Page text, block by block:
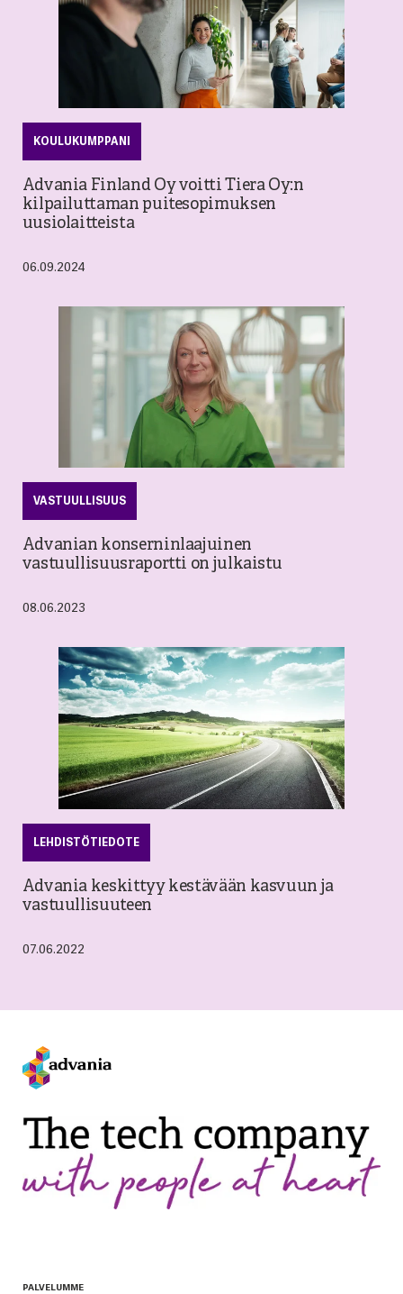
KOULUKUMPPANI
Advania Finland Oy voitti Tiera Oy:n
kilpailuttaman puitesopimuksen
uusiolaitteista
06.09.2024
VASTUULLISUUS
Advanian konserninlaajuinen
vastuullisuusraportti on julkaistu
08.06.2023
LEHDISTÖTIEDOTE
Advania keskittyy kestävään kasvuun ja
vastuullisuuteen
07.06.2022
PALVELUMME